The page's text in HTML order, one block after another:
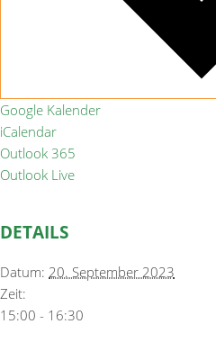
Google Kalender
iCalendar
Outlook 365
Outlook Live
DETAILS
Datum: 20. September 2023
Zeit:
15:00 - 16:30